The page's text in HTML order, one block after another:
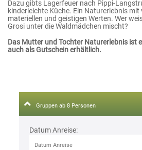
Dazu gibts Lagerfeuer nach Pippi-
kinderleichte Küche. Ein Naturerlebnis mit
materiellen und geistigen Werten. Wer
Grosi unter die Waldmädchen mischt?
Das Mutter und Tochter Naturerlebnis ist
auch als Gutschein erhältlich.
Gruppen ab 8 Personen
Datum Anreise: